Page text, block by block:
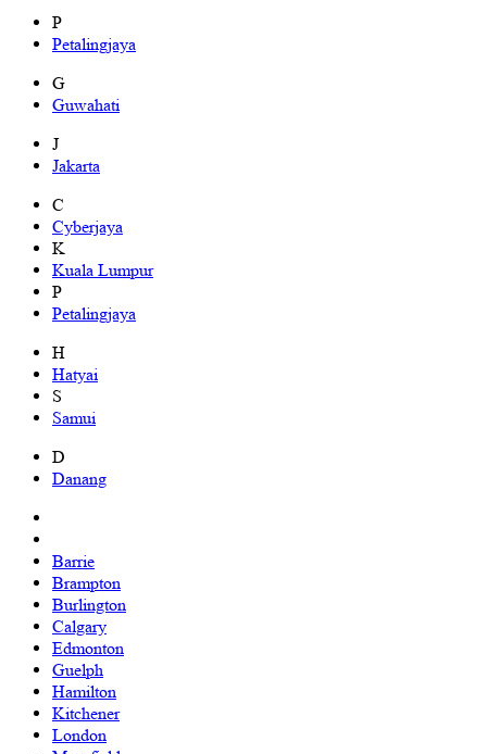
P
Petalingjaya
G
Guwahati
J
Jakarta
C
Cyberjaya
K
Kuala Lumpur
P
Petalingjaya
H
Hatyai
S
Samui
D
Danang
Barrie
Brampton
Burlington
Calgary
Edmonton
Guelph
Hamilton
Kitchener
London